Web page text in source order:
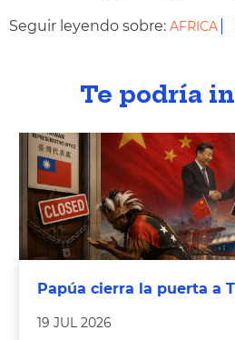
Seguir leyendo sobre: AFRICA
Te podría
Papúa cierra la puerta a
19 JUL 2026